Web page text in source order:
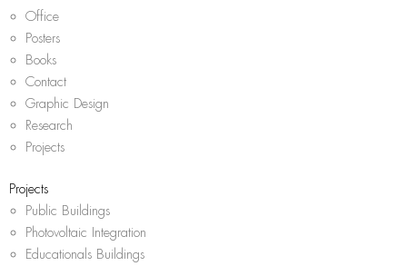
Office
Posters
Books
Contact
Graphic Design
Research
Projects
Projects
Public Buildings
Photovoltaic Integration
Educationals Buildings